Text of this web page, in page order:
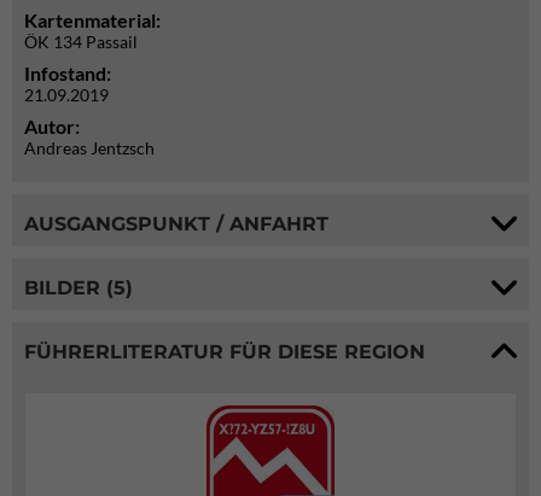
Kartenmaterial:
ÖK 134 Passail
Infostand:
21.09.2019
Autor:
Andreas Jentzsch
AUSGANGSPUNKT / ANFAHRT
BILDER (5)
FÜHRERLITERATUR FÜR DIESE REGION